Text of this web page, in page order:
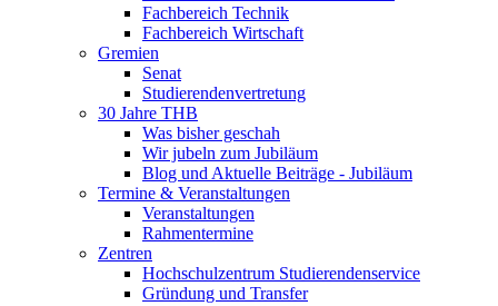
Fachbereich Technik
Fachbereich Wirtschaft
Gremien
Senat
Studierendenvertretung
30 Jahre THB
Was bisher geschah
Wir jubeln zum Jubiläum
Blog und Aktuelle Beiträge - Jubiläum
Termine & Veranstaltungen
Veranstaltungen
Rahmentermine
Zentren
Hochschulzentrum Studierendenservice
Gründung und Transfer